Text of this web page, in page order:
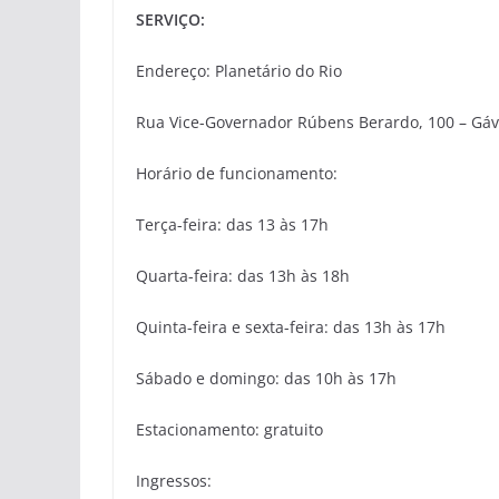
SERVIÇO:
Endereço: Planetário do Rio
Rua Vice-Governador Rúbens Berardo, 100 –
Horário de funcionamento:
Terça-feira: das 13 às 17h
Quarta-feira: das 13h às 18h
Quinta-feira e sexta-feira: das 13h às 17h
Sábado e domingo: das 10h às 17h
Estacionamento: gratuito
Ingressos: